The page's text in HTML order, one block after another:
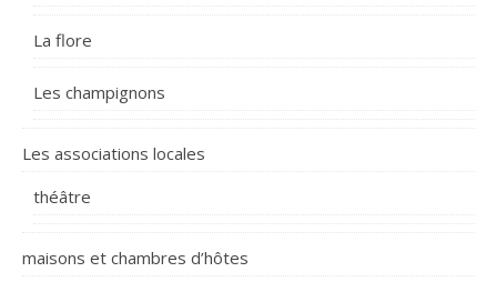
La flore
Les champignons
Les associations locales
théâtre
maisons et chambres d’hôtes